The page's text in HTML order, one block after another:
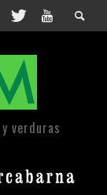
verduras